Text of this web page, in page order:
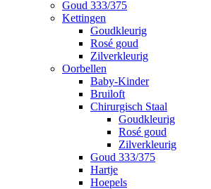
Goud 333/375
Kettingen
Goudkleurig
Rosé goud
Zilverkleurig
Oorbellen
Baby-Kinder
Bruiloft
Chirurgisch Staal
Goudkleurig
Rosé goud
Zilverkleurig
Goud 333/375
Hartje
Hoepels